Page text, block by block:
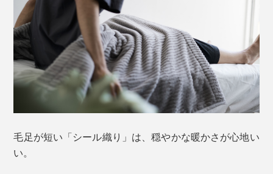
基布（毛布の土台となる布）まで、綿100％になったの
で、毛布丸ごと天然素材。
しかも、前年より20％以上も軽量化して、いっそう軽い
かけ心地です。
「シール織」について詳しくはこちら >>
毛足が短い「シール織り」は、穏やかな暖かさが心地い
い。